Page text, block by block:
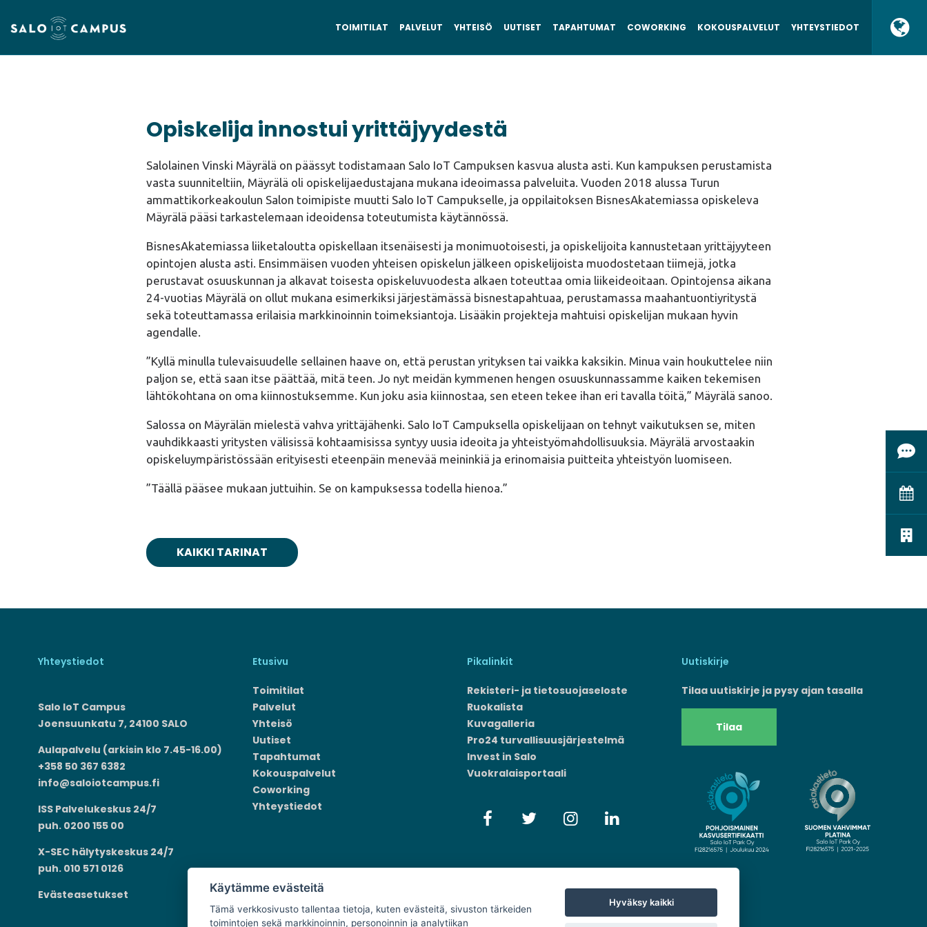
TOIMITILAT PALVELUT YHTEISÖ UUTISET TAPAHTUMAT COWORKING KOKOUSPALVELUT YHTEYSTIEDOT
Ota
Opiskelija innostui yrittäjyydestä
Salolainen Vinski Mäyrälä on päässyt todistamaan Salo IoT Campuksen kasvua alusta asti. Kun kampuksen perustamista
vasta suunniteltiin, Mäyrälä oli opiskelijaedustajana mukana ideoimassa palveluita. Vuoden 2018 alussa Turun
ammattikorkeakoulun Salon toimipiste muutti Salo IoT Campukselle, ja oppilaitoksen BisnesAkatemiassa opiskeleva
Mäyrälä pääsi tarkastelemaan ideoidensa toteutumista käytännössä.
BisnesAkatemiassa liiketaloutta opiskellaan itsenäisesti ja monimuotoisesti, ja opiskelijoita kannustetaan yrittäjyyteen
opintojen alusta asti. Ensimmäisen vuoden yhteisen opiskelun jälkeen opiskelijoista muodostetaan tiimejä, jotka
perustavat osuuskunnan ja alkavat toisesta opiskeluvuodesta alkaen toteuttaa omia liikeideoitaan. Opintojensa aikana
24-vuotias Mäyrälä on ollut mukana esimerkiksi järjestämässä bisnestapahtuaa, perustamassa maahantuontiyritystä
sekä toteuttamassa erilaisia markkinoinnin toimeksiantoja. Lisääkin projekteja mahtuisi opiskelijan mukaan hyvin
agendalle.
”Kyllä minulla tulevaisuudelle sellainen haave on, että perustan yrityksen tai vaikka kaksikin. Minua vain houkuttelee niin
paljon se, että saan itse päättää, mitä teen. Jo nyt meidän kymmenen hengen osuuskunnassamme kaiken tekemisen
lähtökohtana on oma kiinnostuksemme. Kun joku asia kiinnostaa, sen eteen tekee ihan eri tavalla töitä,” Mäyrälä sanoo.
Salossa on Mäyrälän mielestä vahva yrittäjähenki. Salo IoT Campuksella opiskelijaan on tehnyt vaikutuksen se, miten
vauhdikkaasti yritysten välisissä kohtaamisissa syntyy uusia ideoita ja yhteistyömahdollisuuksia. Mäyrälä arvostaakin
opiskeluympäristössään erityisesti eteenpäin menevää meininkiä ja erinomaisia puitteita yhteistyön luomiseen.
”Täällä pääsee mukaan juttuihin. Se on kampuksessa todella hienoa.”
KAIKKI TARINAT
Yhteystiedot
Salo IoT Campus
Joensuunkatu 7, 24100 SALO
Aulapalvelu (arkisin klo 7.45-16.00)
+358 50 367 6382
info@saloiotcampus.fi
ISS Palvelukeskus 24/7
puh. 0200 155 00
X-SEC hälytyskeskus 24/7
puh. 010 571 0126
Evästeasetukset
Etusivu
Toimitilat
Palvelut
Yhteisö
Uutiset
Tapahtumat
Kokouspalvelut
Coworking
Yhteystiedot
Pikalinkit
Rekisteri- ja tietosuojaseloste
Ruokalista
Kuvagalleria
Pro24 turvallisuusjärjestelmä
Invest in Salo
Vuokralaisportaali
Uutiskirje
Tilaa uutiskirje ja pysy ajan tasalla
Tilaa
Käytämme evästeitä
Tämä verkkosivusto tallentaa tietoja, kuten evästeitä, sivuston tärkeiden
toimintojen sekä markkinoinnin, personoinnin ja analytiikan
Hyväksy kaikki